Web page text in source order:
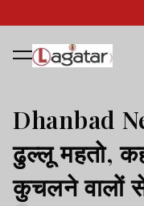
Dhanbad
ढुल्लू महतो,
कुचलने वालों